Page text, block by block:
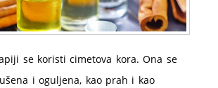
se koristi cimetova kora. Ona se
i oguljena, kao prah i kao